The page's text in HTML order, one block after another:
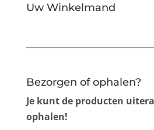
Uw Winkelmand
Bezorgen of ophalen?
Je kunt de producten
ophalen!